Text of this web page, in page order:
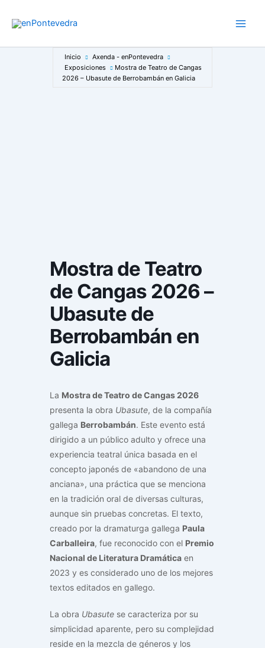
Inicio
Axenda - enPontevedra
Exposiciones
Mostra de Teatro de Cangas
2026 – Ubasute de Berrobambán en Galicia
Mostra de Teatro
de Cangas 2026 –
Ubasute de
Berrobambán en
Galicia
La Mostra de Teatro de Cangas 2026
presenta la obra Ubasute, de la compañía
gallega Berrobambán. Este evento está
dirigido a un público adulto y ofrece una
experiencia teatral única basada en el
concepto japonés de «abandono de una
anciana», una práctica que se menciona
en la tradición oral de diversas culturas,
aunque sin pruebas concretas. El texto,
creado por la dramaturga gallega Paula
Carballeira, fue reconocido con el Premio
Nacional de Literatura Dramática en
2023 y es considerado uno de los mejores
textos editados en gallego.
La obra Ubasute se caracteriza por su
simplicidad aparente, pero su complejidad
reside en la mezcla de géneros y los